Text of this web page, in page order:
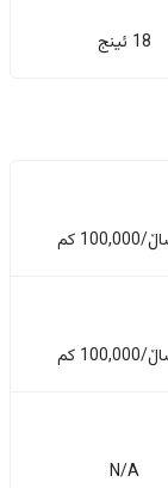
18 ئینج
N/A